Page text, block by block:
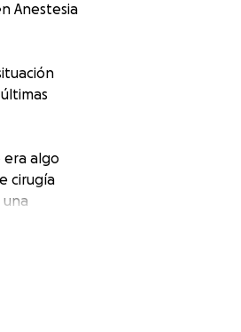
Anestesia
era algo
cirugía
de rodilla